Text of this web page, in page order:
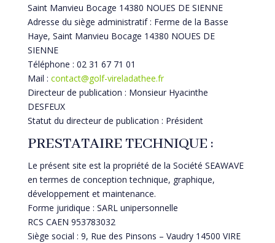
Saint Manvieu Bocage 14380 NOUES DE SIENNE
Adresse du siège administratif : Ferme de la Basse
Haye, Saint Manvieu Bocage 14380 NOUES DE
SIENNE
Téléphone : 02 31 67 71 01
Mail : contact@golf-vireladathee.fr
Directeur de publication : Monsieur Hyacinthe
DESFEUX
Statut du directeur de publication : Président
PRESTATAIRE TECHNIQUE :
Le présent site est la propriété de la Société SEAWAVE
en termes de conception technique, graphique,
développement et maintenance.
Forme juridique : SARL unipersonnelle
RCS CAEN 953783032
Siège social : 9, Rue des Pinsons – Vaudry 14500 VIRE